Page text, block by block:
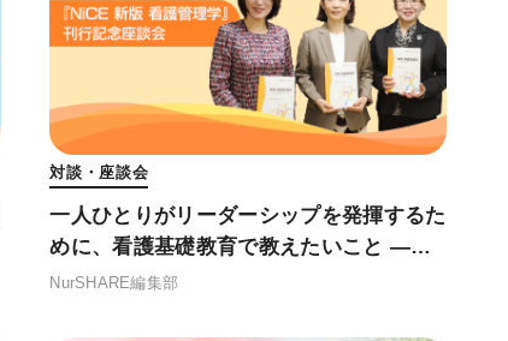
対談・座談会
一人ひとりがリーダーシップを発揮するた
めに、看護基礎教育で教えたいこと ——
『NiCE 新版 看護管理学』刊行記念座談会
NurSHARE編集部